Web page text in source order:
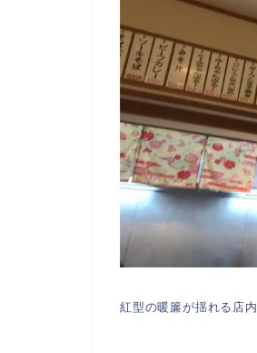
紅型の暖簾が揺れる店内